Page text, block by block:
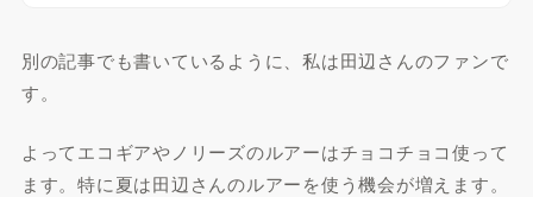
別の記事でも書いているように、私は田辺さんのファンで
す。
よってエコギアやノリーズのルアーはチョコチョコ使って
ます。特に夏は田辺さんのルアーを使う機会が増えます。